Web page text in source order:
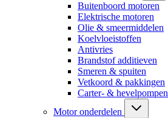
Buitenboord motoren
Elektrische motoren
Olie & smeermiddelen
Koelvloeistoffen
Antivries
Brandstof additieven
Smeren & spuiten
Vetkoord & pakkingen
Carter- & hevelpompen
Motor onderdelen